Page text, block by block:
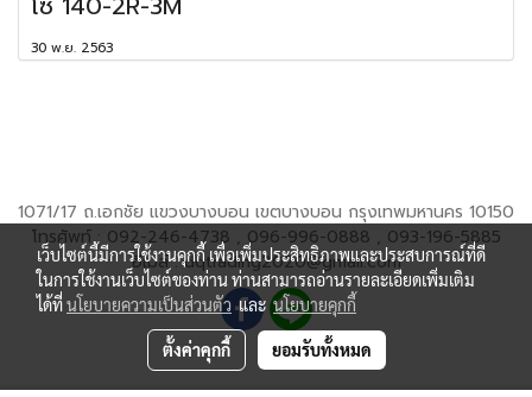
30 พ.ย. 2563
1071/17 ถ.เอกชัย แขวงบางบอน เขตบางบอน กรุงเทพมหานคร 10150
โทรศัพท์ : 092-246-4738 , 096-996-0888 , 093-196-5885
อีเมล์ : dqtrading2020@gmail.com
เว็บไซต์นี้มีการใช้งานคุกกี้ เพื่อเพิ่มประสิทธิภาพและประสบการณ์ที่ดี
ในการใช้งานเว็บไซต์ของท่าน ท่านสามารถอ่านรายละเอียดเพิ่มเติม
ได้ที่นโยบายความเป็นส่วนตัว และนโยบายคุกกี้
ตั้งค่าคุกกี้ ยอมรับทั้งหมด